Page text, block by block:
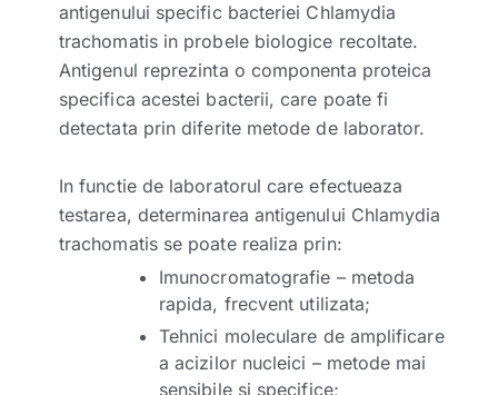
antigenului specific bacteriei Chlamydia
trachomatis in probele biologice recoltate.
Antigenul reprezinta o componenta proteica
specifica acestei bacterii, care poate fi
detectata prin diferite metode de laborator.
In functie de laboratorul care efectueaza
testarea, determinarea antigenului Chlamydia
trachomatis se poate realiza prin:
Imunocromatografie – metoda
rapida, frecvent utilizata;
Tehnici moleculare de amplificare
a acizilor nucleici – metode mai
sensibile si specifice;